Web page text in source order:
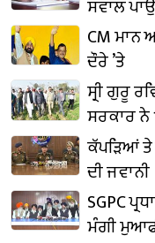
ਸਵਾਲ
CM ਮਾਨ
ਦੌਰੇ ’ਤੇ
ਸ੍ਰੀ ਗੁਰੂ
ਸਰਕਾਰ ਨੇ
ਕੱਪੜਿਆਂ
ਦੀ ਜਵਾਨੀ
SGPC
ਮੰਗੀ